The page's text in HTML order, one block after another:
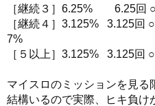
［継続３］6.25% 6.25回
［継続４］3.125%
7%
［５以上］3.125% 3.125回
マイスロのミッションを見
結構いるので実際、ヒキ負け